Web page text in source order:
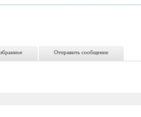
Отправить сообщение